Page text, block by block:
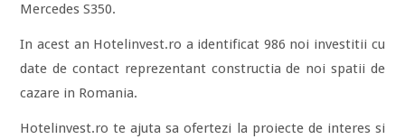
Mercedes S350.
In acest an Hotelinvest.ro a identificat 986 noi investitii cu
date de contact reprezentant constructia de noi spatii de
cazare in Romania.
Hotelinvest.ro te ajuta sa ofertezi la proiecte de interes si